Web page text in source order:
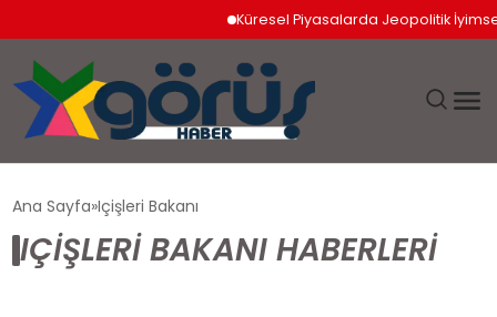
Küresel Piyasalarda Jeopolitik
EKONOMI
Ana Sayfa Içişleri Bakanı
IÇIŞLERI BAKANI HABERLERI